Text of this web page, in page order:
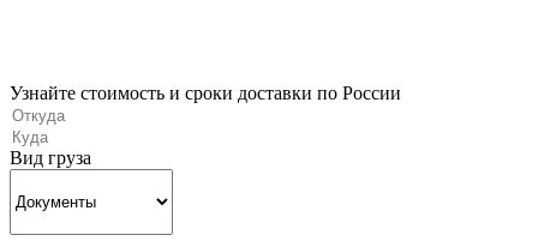
Узнайте стоимость и сроки доставки по России
Вид груза